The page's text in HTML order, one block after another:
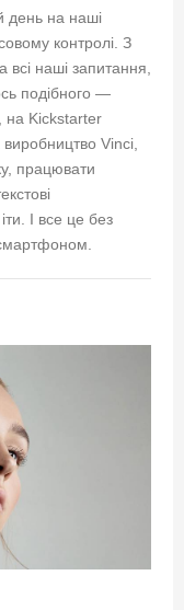
день на наші
контролі. З
наші запитання,
подібного —
на Kickstarter
Vinci,
працювати
І все це без
смартфоном.